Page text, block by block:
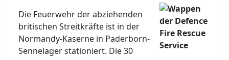
Die Feuerwehr der abziehenden
britischen Streitkräfte ist in der
Normandy-Kaserne in Paderborn-
Sennelager stationiert. Die 30